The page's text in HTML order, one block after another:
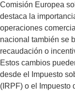
Comisión Europea
destaca la
operaciones
nacional también se
recaudación o
Estos cambios
desde el Impuesto
(IRPF) o el Impuesto